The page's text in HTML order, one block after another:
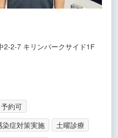
2-2-7 キリンパークサイド1F
予約可
染症対策実施
土曜診療